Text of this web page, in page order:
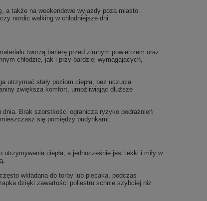
a także na weekendowe wyjazdy poza miasto.
nordic walking w chłodniejsze dni.
tworzą barierę przed zimnym powietrzem oraz
chłodzie, jak i przy bardziej wymagających,
utrzymać stały poziom ciepła, bez uczucia
zwiększa komfort, umożliwiając dłuższe
dnia. Brak szorstkości ogranicza ryzyko podrażnień
się pomiędzy budynkami.
ciepła, a jednocześnie jest lekki i miły w
wkładana do torby lub plecaka, podczas
dzięki zawartości poliestru schnie szybciej niż